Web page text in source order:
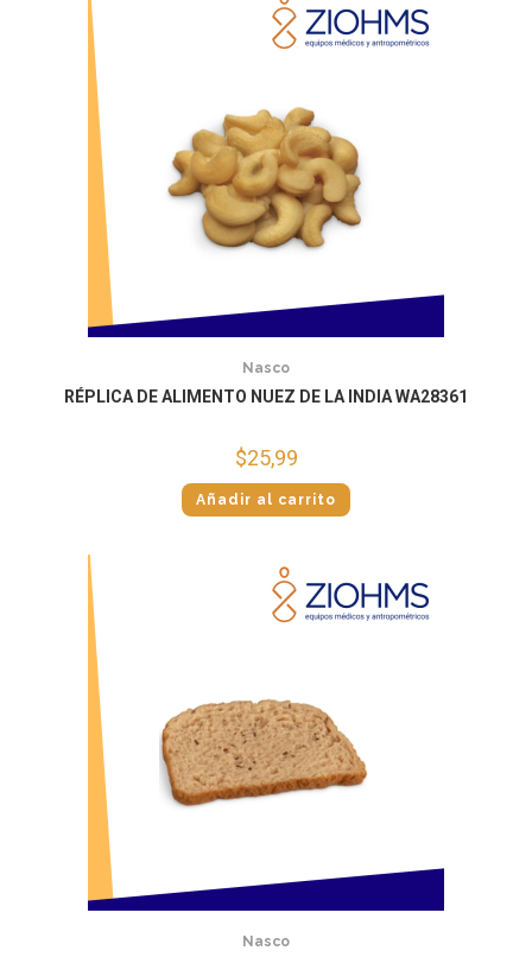
Nasco
RÉPLICA DE ALIMENTO NUEZ DE LA INDIA WA28361
$25,99
Añadir al carrito
Nasco